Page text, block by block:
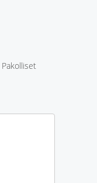
Pakolliset